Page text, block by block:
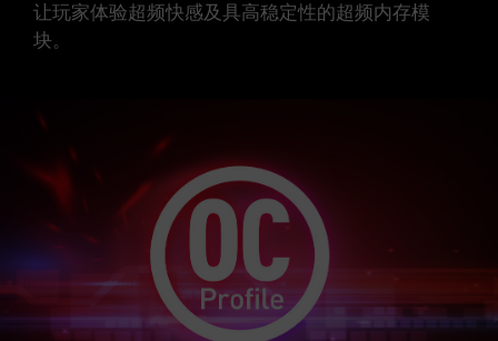
让玩家体验超频快感及具高稳定性的超频内存模
块。